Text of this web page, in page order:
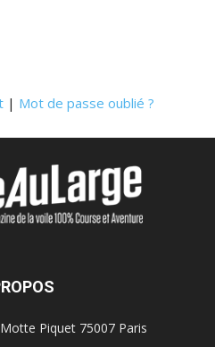
| Mot de passe oublié ?
Piquet 75007 Paris